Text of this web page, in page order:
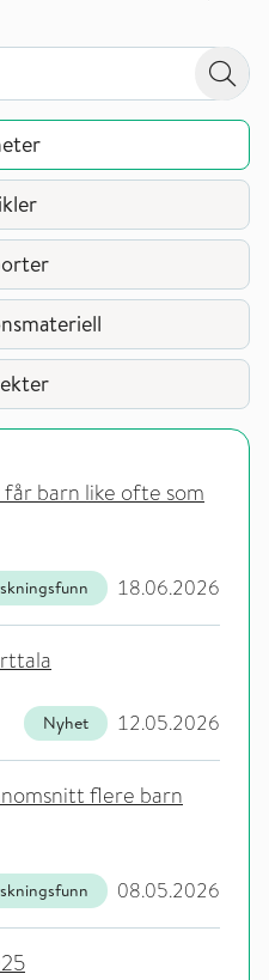
Søk
barn like ofte som
18.06.2026
12.05.2026
Nyhet
flere barn
08.05.2026